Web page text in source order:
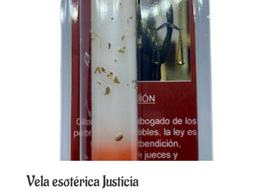
Vela esotérica Justicia